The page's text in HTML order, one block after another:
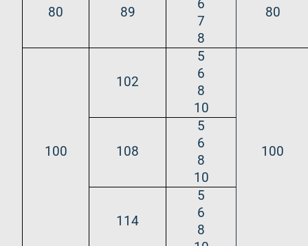
80 89
80
6
7
8
100
102
5
100
6
8
10
108
5
6
8
10
114
5
6
8